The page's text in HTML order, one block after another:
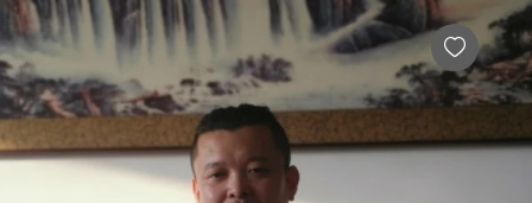
信明居士倾听者简介，倾诉费用多少，效果怎么样-给力心理
